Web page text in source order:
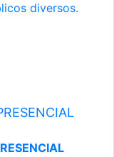
diversos.